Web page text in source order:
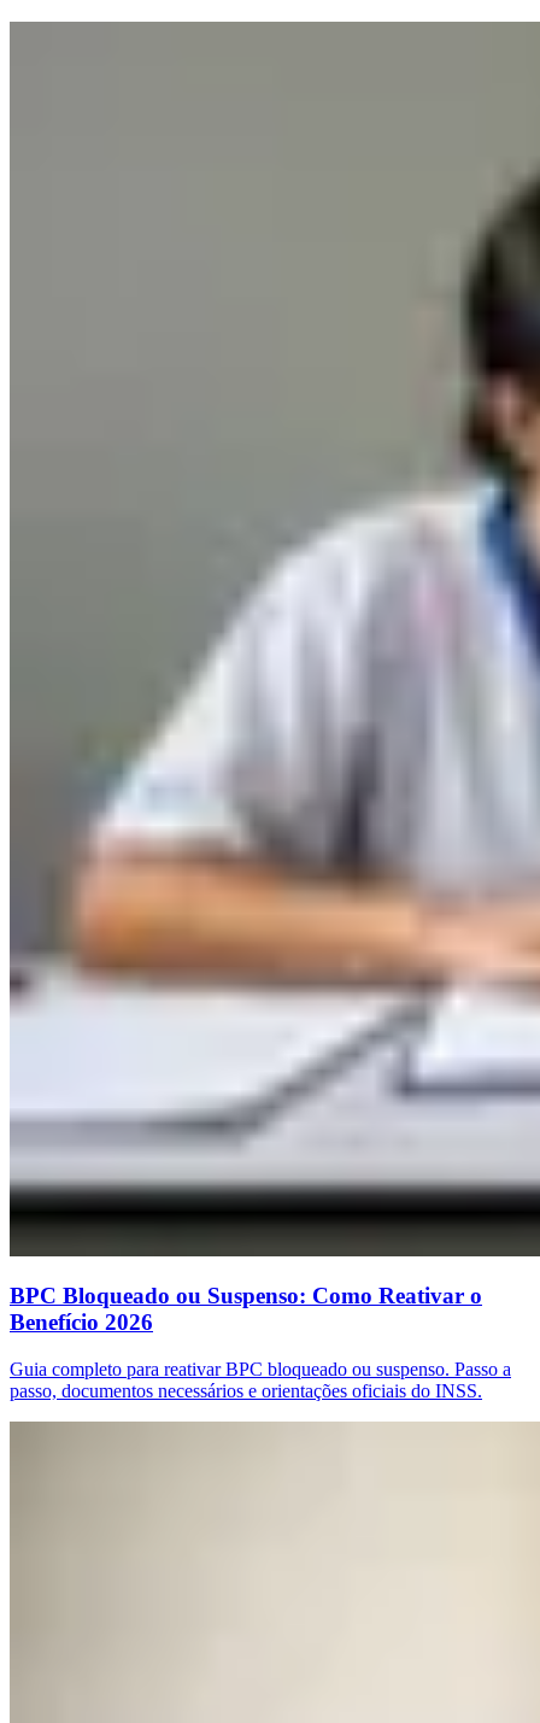
BPC Bloqueado ou Suspenso: Como Reativar o
Benefício 2026
Guia completo para reativar BPC bloqueado ou suspenso. Passo a
passo, documentos necessários e orientações oficiais do INSS.